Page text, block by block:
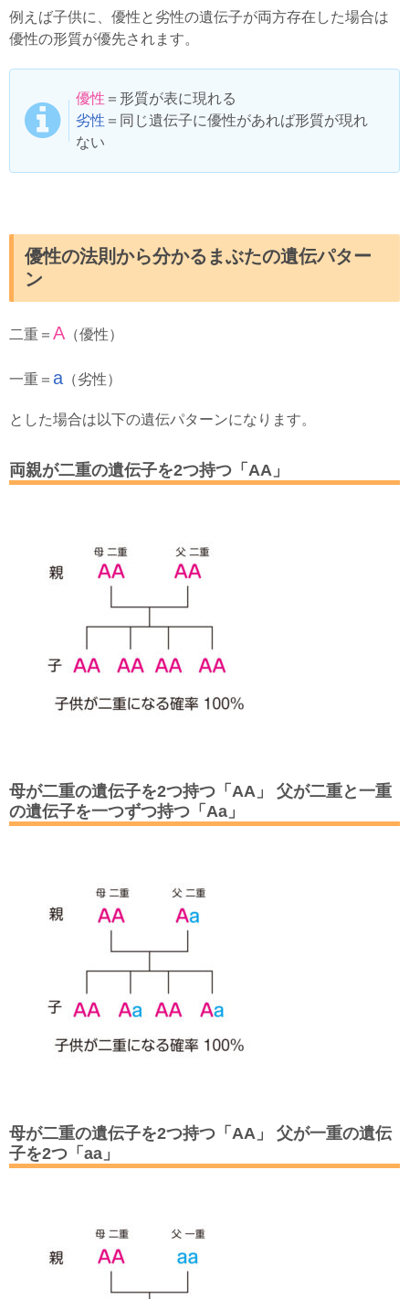
例えば子供に、優性と劣性の遺伝子が両方存在した場合は
優性の形質が優先されます。
優性 ＝形質が表に現れる
劣性 ＝同じ遺伝子に優性があれば形質が現れ
ない
優性の法則から分かるまぶたの遺伝パター
ン
二重＝ A （優性）
一重＝ a （劣性）
とした場合は以下の遺伝パターンになります。
両親が二重の遺伝子を2つ持つ「AA」
母が二重の遺伝子を2つ持つ「AA」 父が二重と一重
の遺伝子を一つずつ持つ「Aa」
母が二重の遺伝子を2つ持つ「AA」 父が一重の遺伝
子を2つ「aa」